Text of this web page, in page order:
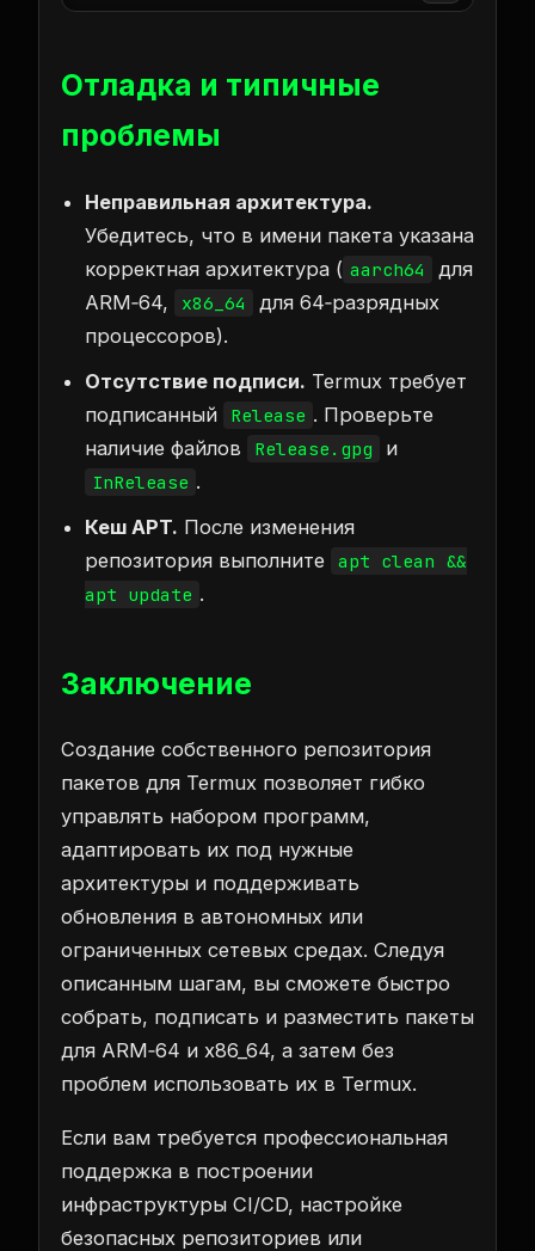
Отладка и типичные
проблемы
Неправильная архитектура.
Убедитесь, что в имени пакета указана
корректная архитектура ( aarch64
для
ARM‑64,
x86_64
для 64‑разрядных
процессоров).
Отсутствие подписи. Termux требует
подписанный
Release . Проверьте
наличие файлов
Release.gpg и
InRelease .
Кеш APT. После изменения
репозитория выполните apt clean &&
apt update .
Заключение
Создание собственного репозитория
пакетов для Termux позволяет гибко
управлять набором программ,
адаптировать их под нужные
архитектуры и поддерживать
обновления в автономных или
ограниченных сетевых средах. Следуя
описанным шагам, вы сможете быстро
собрать, подписать и разместить пакеты
для ARM‑64 и x86_64, а затем без
проблем использовать их в Termux.
Если вам требуется профессиональная
поддержка в построении
инфраструктуры CI/CD, настройке
безопасных репозиториев или